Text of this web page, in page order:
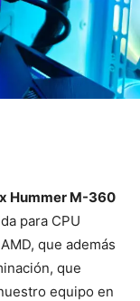
Hummer M-360
para CPU
que además
que
equipo en